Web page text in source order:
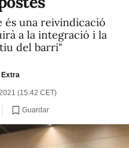
és una reivindicació
a la integració i la
del barri"
Extra
(15:42 CET)
Guardar